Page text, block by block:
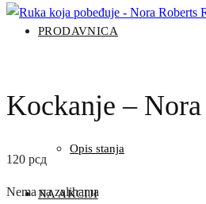
PRODAVNICA
Opis stanja
NA AKCIJI
Kockanje –
120 рсд
Nema na zalihama